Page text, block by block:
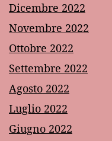
Dicembre 2022
Novembre 2022
Ottobre 2022
Settembre 2022
Agosto 2022
Luglio 2022
Giugno 2022